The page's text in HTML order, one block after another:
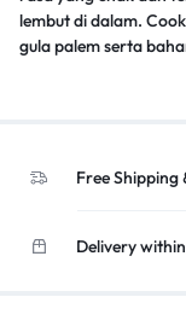
lembut di dalam.
gula palem serta
Free Shipping
Delivery